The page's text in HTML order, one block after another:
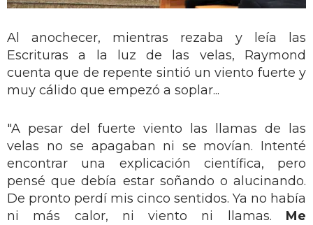
Al anochecer, mientras rezaba y leía las
Escrituras a la luz de las velas, Raymond
cuenta que de repente sintió un viento fuerte y
muy cálido que empezó a soplar...
"A pesar del fuerte viento las llamas de las
velas no se apagaban ni se movían. Intenté
encontrar una explicación científica, pero
pensé que debía estar soñando o alucinando.
De pronto perdí mis cinco sentidos. Ya no había
ni más calor, ni viento ni llamas. Me